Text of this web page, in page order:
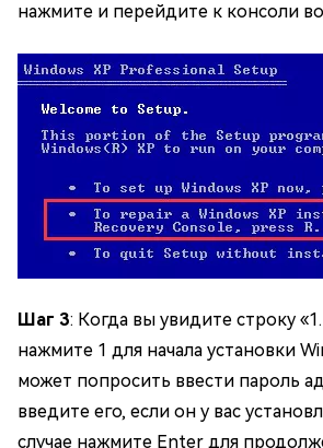
нажмите и перейдите к консоли
Шаг 3: Когда вы увидите строку
нажмите 1 для начала установки
может попросить ввести пароль
введите его, если он у вас
случае нажмите Enter для